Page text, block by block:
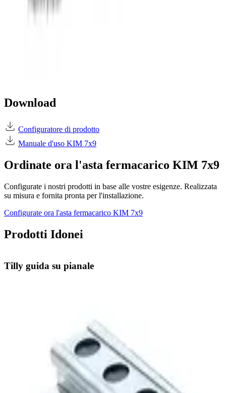
Download
Configuratore di prodotto
Manuale d'uso KIM 7x9
Ordinate ora l'asta fermacarico KIM 7x9
Configurate i nostri prodotti in base alle vostre esigenze. Realizzata
su misura e fornita pronta per l'installazione.
Configurate ora l'asta fermacarico KIM 7x9
Prodotti Idonei
Tilly guida su pianale